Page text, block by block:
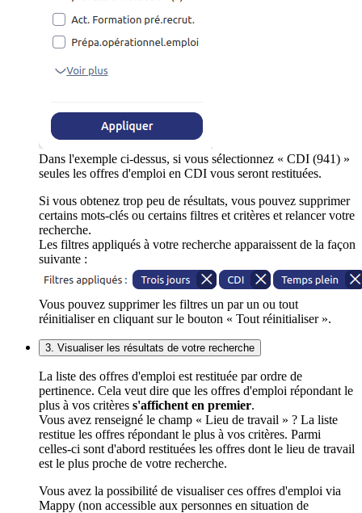
Dans l'exemple ci-dessus, si vous sélectionnez « CDI (941) »
seules les offres d'emploi en CDI vous seront restituées.
Si vous obtenez trop peu de résultats, vous pouvez supprimer
certains mots-clés ou certains filtres et critères et relancer votre
recherche.
Les filtres appliqués à votre recherche apparaissent de la façon
suivante :
Vous pouvez supprimer les filtres un par un ou tout
réinitialiser en cliquant sur le bouton « Tout réinitialiser ».
3. Visualiser les résultats de votre recherche
La liste des offres d'emploi est restituée par ordre de
pertinence. Cela veut dire que les offres d'emploi répondant le
plus à vos critères s'affichent en premier.
Vous avez renseigné le champ « Lieu de travail » ? La liste
restitue les offres répondant le plus à vos critères. Parmi
celles-ci sont d'abord restituées les offres dont le lieu de travail
est le plus proche de votre recherche.
Vous avez la possibilité de visualiser ces offres d'emploi via
Mappy (non accessible aux personnes en situation de